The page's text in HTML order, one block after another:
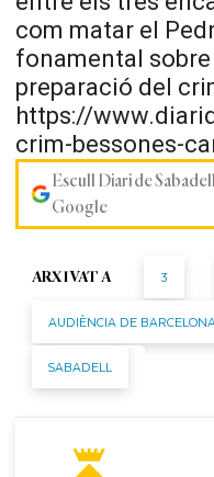
com matar el
fonamental
preparació del
https://
crim-bessones-
Escull Diari de
Google
ARXIVAT A 3
AUDIÈNCIA DE
SABADELL